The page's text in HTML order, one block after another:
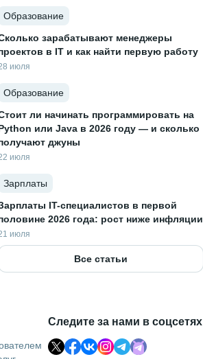
Образование
зарабатывают менеджеры
в IT и как найти первую работу
июля
Образование
ли начинать программировать на
или Java в 2026 году — и сколько
джуны
июля
Зарплаты
IT-специалистов в первой
2026 года: рост ниже инфляции
июля
Все статьи
Следите за нами в соцсетях